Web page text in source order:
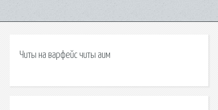
Читы на варфейс читы аим